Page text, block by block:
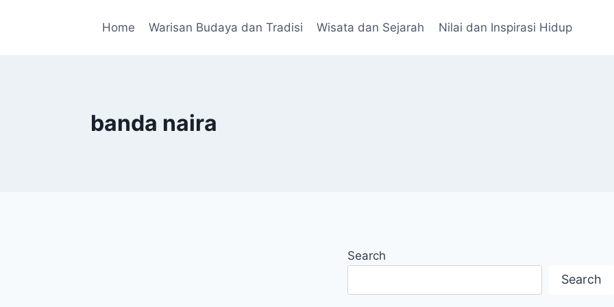
Home Warisan Budaya dan Tradisi Wisata dan Sejarah Nilai dan Inspirasi Hidup
banda naira
Search
Search